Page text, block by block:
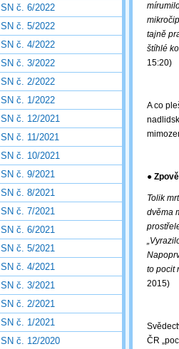
tajně
štíhlé
15:20)
A co
●
Tolik
dvěma
to pocit
2015)
ČR
SN č. 6/2022
SN č. 5/2022
SN č. 4/2022
SN č. 3/2022
SN č. 2/2022
SN č. 1/2022
SN č. 12/2021
SN č. 11/2021
SN č. 10/2021
SN č. 9/2021
SN č. 8/2021
SN č. 7/2021
SN č. 6/2021
SN č. 5/2021
SN č. 4/2021
SN č. 3/2021
SN č. 2/2021
SN č. 1/2021
SN č. 12/2020